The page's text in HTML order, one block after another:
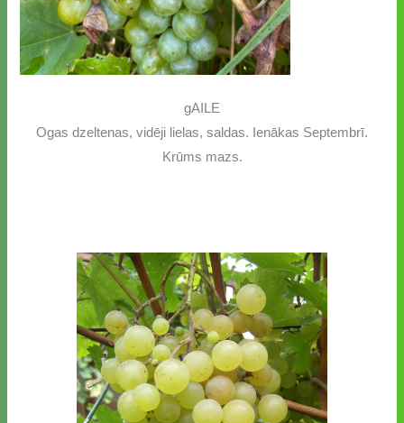
gAILE
Ogas dzeltenas, vidēji lielas, saldas. Ienākas Septembrī.
Krūms mazs.